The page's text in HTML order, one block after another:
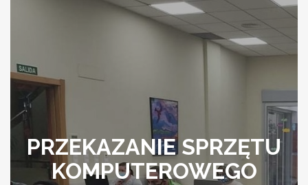
PRZEKAZANIE SPRZĘTU
KOMPUTEROWEGO